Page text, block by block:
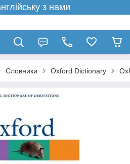
з нами
Словники Oxford Dictionary